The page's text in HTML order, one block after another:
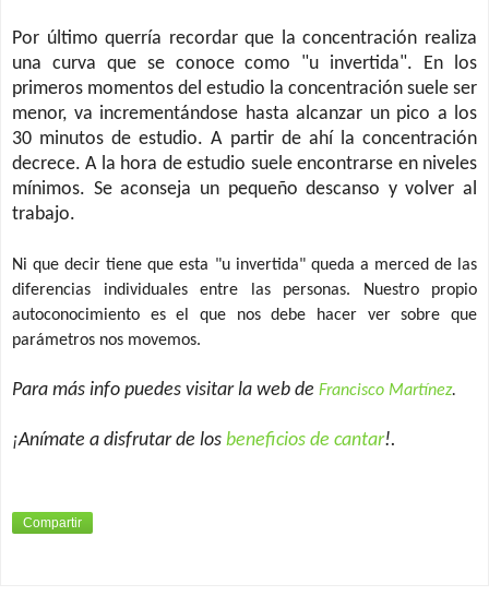
Por último querría recordar que la concentración realiza
una curva que se conoce como "u invertida". En los
primeros momentos del estudio la concentración suele ser
menor, va incrementándose hasta alcanzar un pico a los
30 minutos de estudio. A partir de ahí la concentración
decrece. A la hora de estudio suele encontrarse en niveles
mínimos. Se aconseja un pequeño descanso y volver al
trabajo.
Ni que decir tiene que esta "u invertida" queda a merced de las
diferencias individuales entre las personas. Nuestro propio
autoconocimiento es el que nos debe hacer ver sobre que
parámetros nos movemos.
Para más info puedes visitar la web de Francisco Martínez.
¡Anímate a disfrutar de los beneficios de cantar!.
Compartir